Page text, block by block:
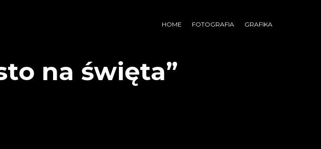
HOME FOTOGRAFIA GRAFIKA
na święta”